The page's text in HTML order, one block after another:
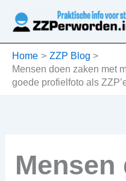
naar
inhoud
Home
ZZP Blog
Mensen doen zaken met
goede profielfoto als
Mensen